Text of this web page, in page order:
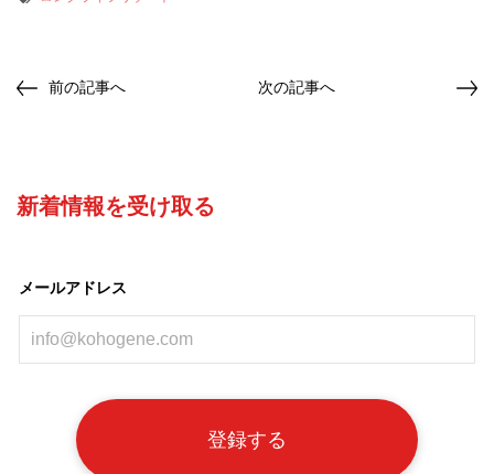
前の記事へ 次の記事へ
新着情報を受け取る
メールアドレス